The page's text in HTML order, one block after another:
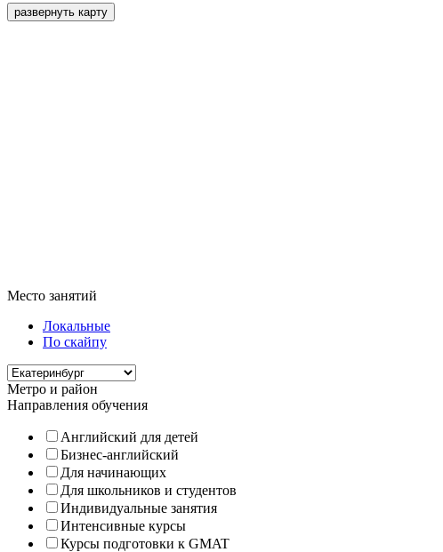
развернуть карту
Место занятий
Локальные
По скайпу
Метро и район
Направления обучения
Английский для детей
Бизнес-английский
Для начинающих
Для школьников и студентов
Индивидуальные занятия
Интенсивные курсы
Курсы подготовки к GMAT